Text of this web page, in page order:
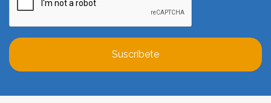
Suscríbete